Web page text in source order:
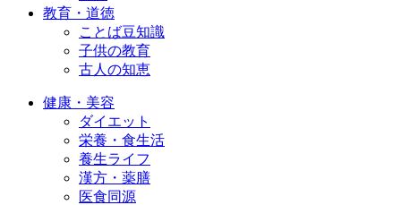
教育・道徳
ことば豆知識
子供の教育
古人の知恵
健康・美容
ダイエット
栄養・食生活
養生ライフ
漢方・薬膳
医食同源